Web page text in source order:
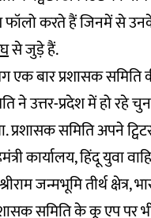
फॉलो करते हैं जिनमें से
से जुड़े हैं.
बार प्रशासक समिति
ने उत्तर-प्रदेश में हो रहे
प्रशासक समिति अपने
कार्यालय, हिंदू युवा
जन्मभूमि तीर्थ क्षेत्र,
समिति के कू एप पर